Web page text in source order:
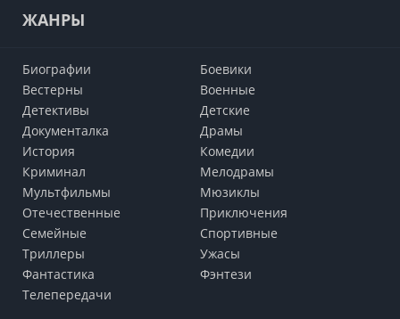
ЖАНРЫ
Биографии
Боевики
Вестерны
Военные
Детективы
Детские
Документалка
Драмы
История
Комедии
Криминал
Мелодрамы
Мультфильмы
Мюзиклы
Отечественные
Приключения
Семейные
Cпортивные
Триллеры
Ужасы
Фантастика
Фэнтези
Телепередачи